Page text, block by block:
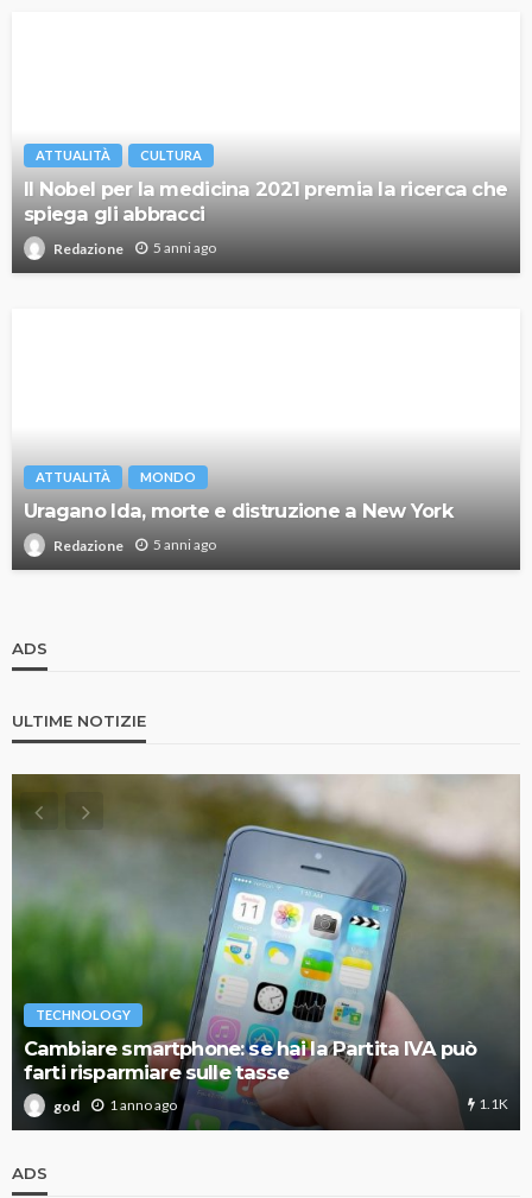
ATTUALITÀ CULTURA
Il Nobel per la medicina 2021 premia la ricerca che
spiega gli abbracci
Redazione 5 anni ago
ATTUALITÀ MONDO
Uragano Ida, morte e distruzione a New York
Redazione 5 anni ago
ADS
ULTIME NOTIZIE
TECHNOLOGY
Cambiare smartphone: se hai la Partita IVA può
farti risparmiare sulle tasse
god 1 anno ago 1.1K
ADS